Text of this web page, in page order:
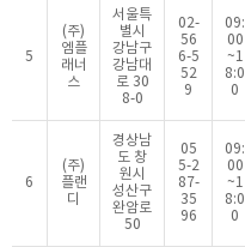
5
(주)
엠플
래너
스
서울특
별시
강남구
강남대
로 30
8-0
02-
56
6-5
52
9
09:
00
~1
8:0
0
6
(주)
플랜
디
경상남
도 창
원시
성산구
완암로
50
05
5-2
87-
35
96
09:
00
~1
8:0
0